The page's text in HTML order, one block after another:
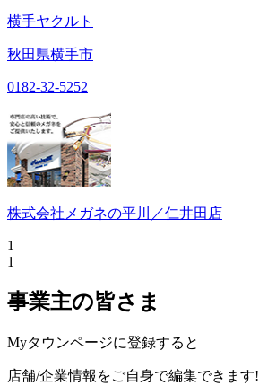
横手ヤクルト
秋田県横手市
0182-32-5252
株式会社メガネの平川／仁井田店
1
1
事業主の皆さま
Myタウンページに登録すると
店舗/企業情報をご自身で編集できます!